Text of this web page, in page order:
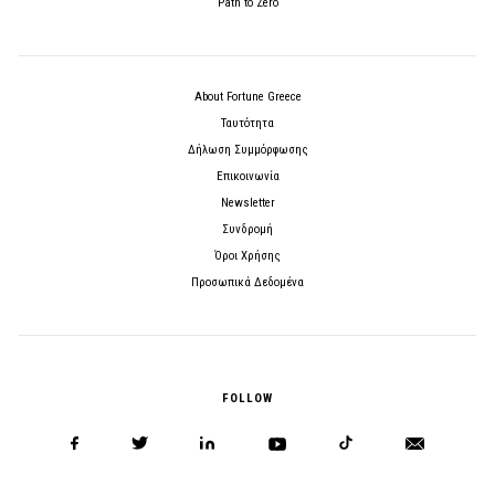
About Fortune Greece
Ταυτότητα
Δήλωση Συμμόρφωσης
Επικοινωνία
Newsletter
Συνδρομή
Όροι Χρήσης
Προσωπικά Δεδομένα
FOLLOW